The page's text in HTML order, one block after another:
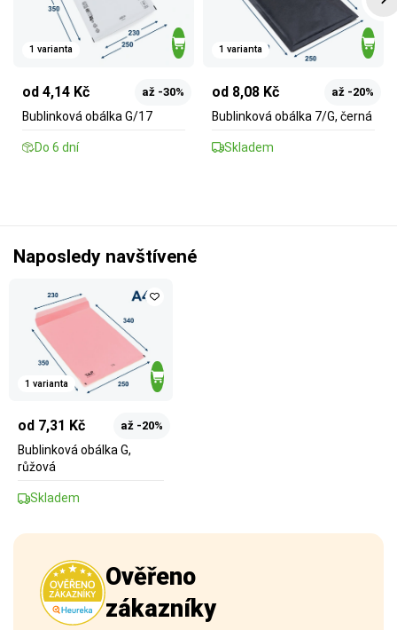
1 varianta
od 4,14 Kč až -30%
Bublinková obálka G/17
Do 6 dní
1 varianta
od 8,08 Kč až -20%
Bublinková obálka 7/G, černá
Skladem
Naposledy navštívené
1 varianta
od 7,31 Kč až -20%
Bublinková obálka G,
růžová
Skladem
Ověřeno
zákazníky